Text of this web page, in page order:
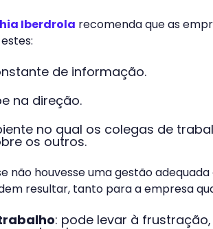
Iberdrola recomenda que as
de informação.
na direção.
no qual os colegas de
os outros.
não houvesse uma gestão
resultar, tanto para a empresa
: pode levar à